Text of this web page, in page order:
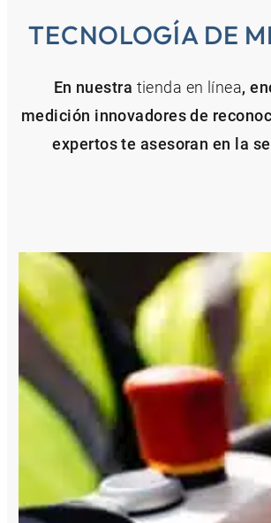
TECNOLOGÍA DE
En nuestra tienda en línea,
medición innovadores de
expertos te asesoran en la